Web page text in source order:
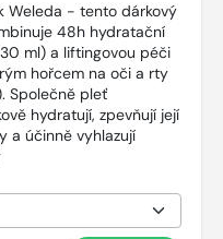
Weleda - tento dárkový
48h hydratační
ml) a liftingovou péči
hořcem na oči a rty
Společně pleť
hydratují, zpevňují její
a účinně vyhlazují